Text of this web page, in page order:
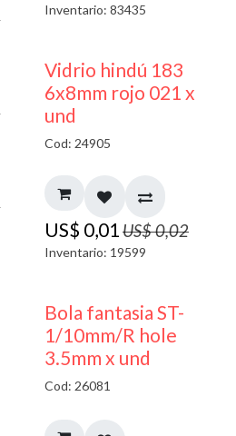
Inventario: 83435
40% DESCUENTO
Vidrio hindú 183
6x8mm rojo 021 x
und
Cod: 24905
US$ 0,01 US$0,02
Inventario: 19599
Bola fantasia ST-
1/10mm/R hole
3.5mm x und
Cod: 26081